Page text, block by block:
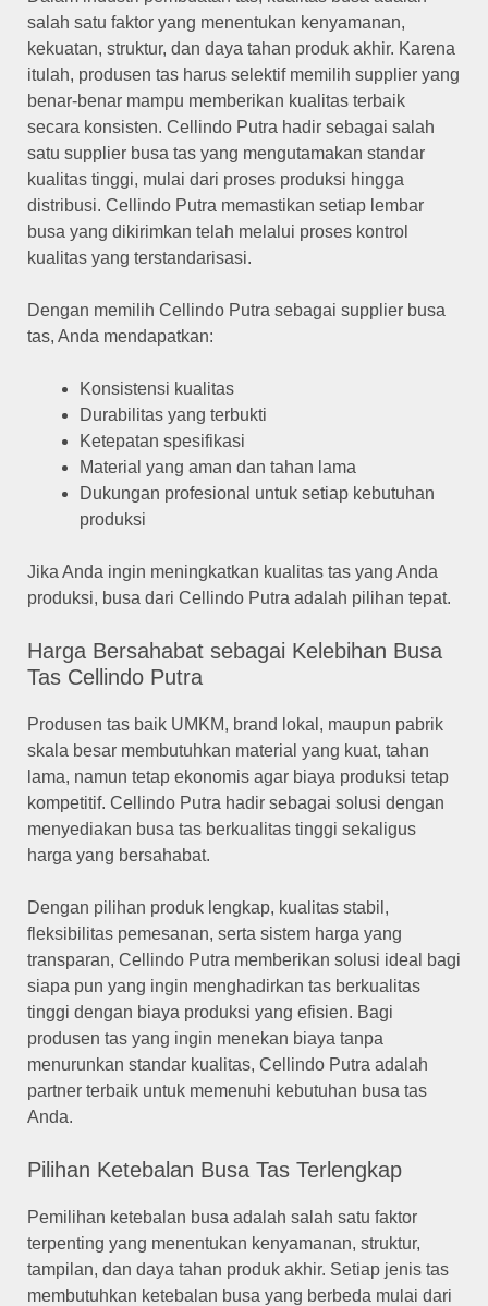
salah satu faktor yang menentukan kenyamanan,
kekuatan, struktur, dan daya tahan produk akhir. Karena
itulah, produsen tas harus selektif memilih supplier yang
benar-benar mampu memberikan kualitas terbaik
secara konsisten. Cellindo Putra hadir sebagai salah
satu supplier busa tas yang mengutamakan standar
kualitas tinggi, mulai dari proses produksi hingga
distribusi. Cellindo Putra memastikan setiap lembar
busa yang dikirimkan telah melalui proses kontrol
kualitas yang terstandarisasi.
Dengan memilih Cellindo Putra sebagai supplier busa
tas, Anda mendapatkan:
Konsistensi kualitas
Durabilitas yang terbukti
Ketepatan spesifikasi
Material yang aman dan tahan lama
Dukungan profesional untuk setiap kebutuhan
produksi
Jika Anda ingin meningkatkan kualitas tas yang Anda
produksi, busa dari Cellindo Putra adalah pilihan tepat.
Harga Bersahabat sebagai Kelebihan Busa
Tas Cellindo Putra
Produsen tas baik UMKM, brand lokal, maupun pabrik
skala besar membutuhkan material yang kuat, tahan
lama, namun tetap ekonomis agar biaya produksi tetap
kompetitif. Cellindo Putra hadir sebagai solusi dengan
menyediakan busa tas berkualitas tinggi sekaligus
harga yang bersahabat.
Dengan pilihan produk lengkap, kualitas stabil,
fleksibilitas pemesanan, serta sistem harga yang
transparan, Cellindo Putra memberikan solusi ideal bagi
siapa pun yang ingin menghadirkan tas berkualitas
tinggi dengan biaya produksi yang efisien. Bagi
produsen tas yang ingin menekan biaya tanpa
menurunkan standar kualitas, Cellindo Putra adalah
partner terbaik untuk memenuhi kebutuhan busa tas
Anda.
Pilihan Ketebalan Busa Tas Terlengkap
Pemilihan ketebalan busa adalah salah satu faktor
terpenting yang menentukan kenyamanan, struktur,
tampilan, dan daya tahan produk akhir. Setiap jenis tas
membutuhkan ketebalan busa yang berbeda mulai dari